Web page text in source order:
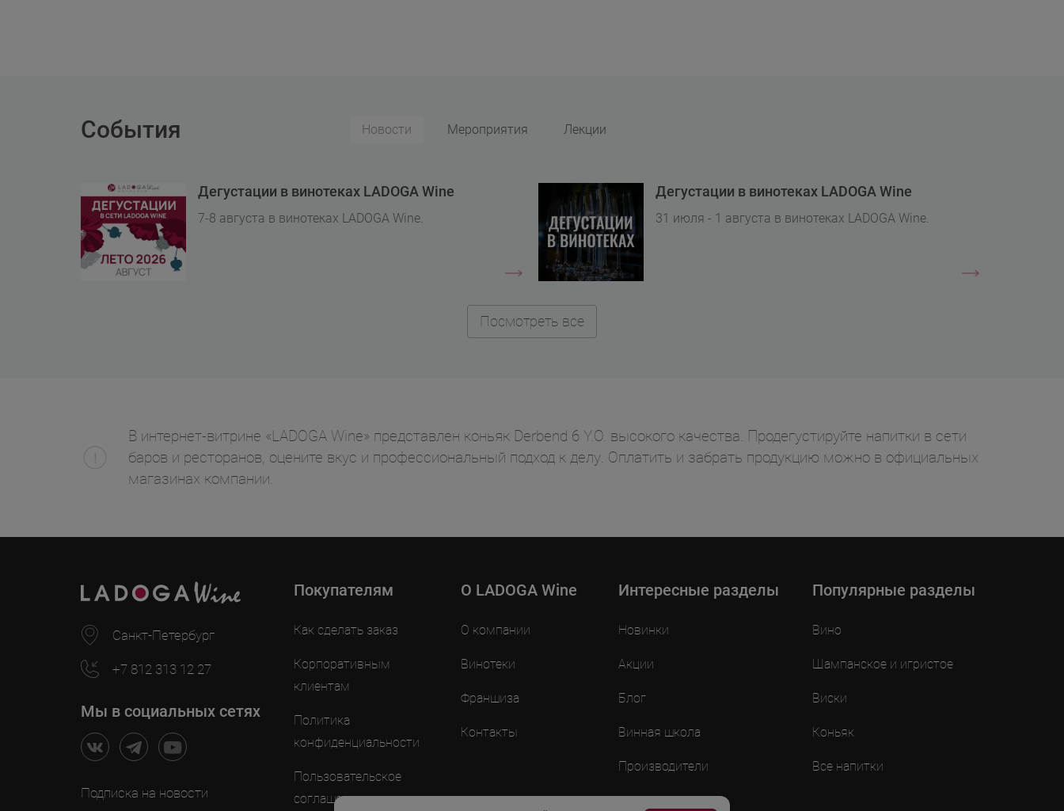
События Новости Мероприятия Лекции
Дегустации в винотеках LADOGA Wine
7-8 августа в винотеках LADOGA Wine.
Дегустации в винотеках LADOGA Wine
31 июля - 1 августа в винотеках LADOGA Wine.
Посмотреть все
В интернет-витрине «LADOGA Wine» представлен коньяк Derbend 6 Y.O. высокого качества. Продегустируйте напитки в сети
баров и ресторанов, оцените вкус и профессиональный подход к делу. Оплатить и забрать продукцию можно в официальных
магазинах компании.
Санкт-Петербург
+7 812 313 12 27
Мы в социальных сетях
Подписка на новости
Покупателям
Как сделать заказ
Корпоративным
клиентам
Политика
конфиденциальности
Пользовательское
соглашение
O LADOGA Wine
О компании
Винотеки
Франшиза
Контакты
Интересные разделы
Новинки
Акции
Блог
Винная школа
Производители
Популярные разделы
Вино
Шампанское и игристое
Виски
Коньяк
Все напитки